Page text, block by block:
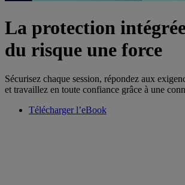
La protection
du risque une force
Sécurisez chaque session, répondez aux
et travaillez en toute confiance grâce à une
Télécharger l’eBook